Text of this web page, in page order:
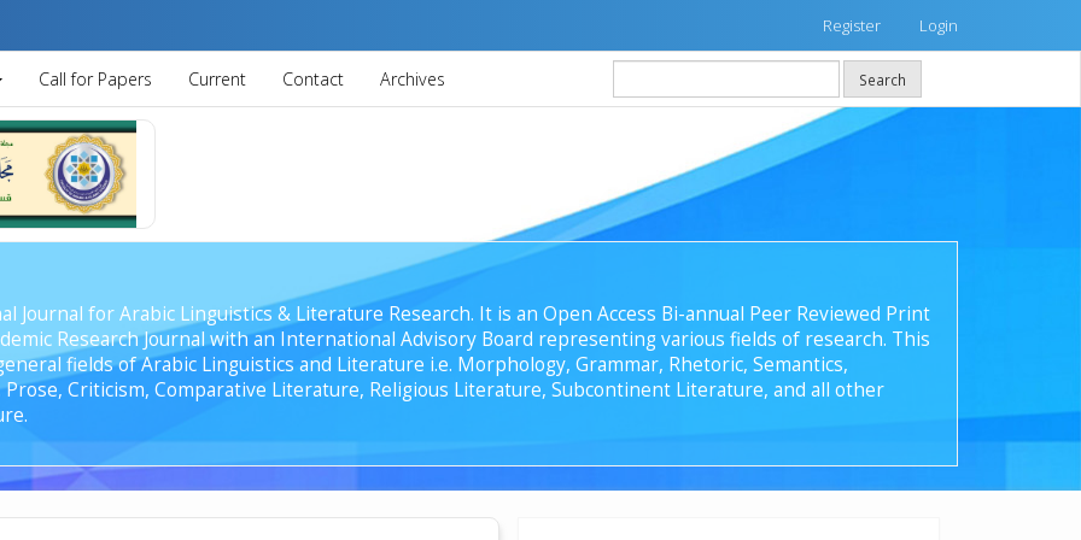
Register Login
Call for Papers Current Contact Archives Search
Journal for Arabic Linguistics & Literature Research. It is an Open Access Bi-annual Peer Reviewed Print
Research Journal with an International Advisory Board representing various fields of research. This
fields of Arabic Linguistics and Literature i.e. Morphology, Grammar, Rhetoric, Semantics,
Criticism, Comparative Literature, Religious Literature, Subcontinent Literature, and all other